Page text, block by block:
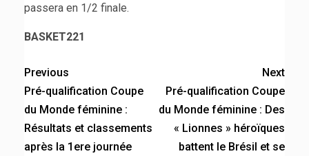
passera en 1/2 finale.
BASKET221
Previous
Pré-qualification Coupe
du Monde féminine :
Résultats et classements
après la 1ere journée
Next
Pré-qualification Coupe
du Monde féminine : Des
« Lionnes » héroïques
battent le Brésil et se